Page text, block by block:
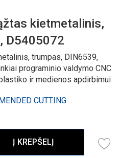
kietmetalinis,
D5405072
trumpas, DIN6539,
programinio valdymo CNC
ir medienos apdirbimui
CUTTING
Į KREPŠELĮ